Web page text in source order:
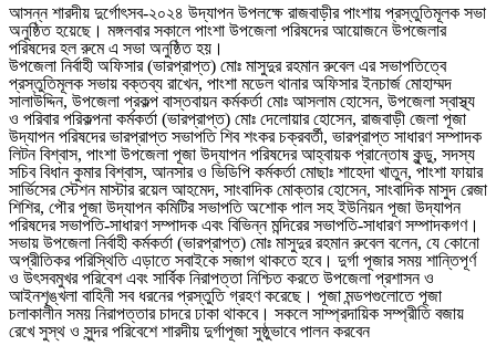
আসন্ন শারদীয় দুর্গোৎসব-২০২৪ উদ্যাপন উপলক্ষে রাজবাড়ীর পাংশায় প্রস্তুতিমূলক সভা
অনুষ্ঠিত হয়েছে। মঙ্গলবার সকালে পাংশা উপজেলা পরিষদের আয়োজনে উপজেলার
পরিষদের হল রুমে এ সভা অনুষ্ঠিত হয়।
উপজেলা নির্বাহী অফিসার (ভারপ্রাপ্ত) মোঃ মাসুদুর রহমান রুবেল এর সভাপতিত্বে
প্রস্তুতিমূলক সভায় বক্তব্য রাখেন, পাংশা মডেল থানার অফিসার ইনচার্জ মোহাম্মদ
সালাউদ্দিন, উপজেলা প্রকল্প বাস্তবায়ন কর্মকর্তা মোঃ আসলাম হোসেন, উপজেলা স্বাস্থ্য
ও পরিবার পরিকল্পনা কর্মকর্তা (ভারপ্রাপ্ত) মোঃ দেলোয়ার হোসেন, রাজবাড়ী জেলা পূজা
উদ্যাপন পরিষদের ভারপ্রাপ্ত সভাপতি শিব শংকর চক্রবর্তী, ভারপ্রাপ্ত সাধারণ সম্পাদক
লিটন বিশ্বাস, পাংশা উপজেলা পূজা উদ্যাপন পরিষদের আহ্বায়ক প্রান্তোষ কুন্ডু, সদস্য
সচিব বিধান কুমার বিশ্বাস, আনসার ও ভিডিপি কর্মকর্তা মোছাঃ শাহেদা খাতুন, পাংশা ফায়ার
সার্ভিসের স্টেশন মাস্টার রয়েল আহমেদ, সাংবাদিক মোক্তার হোসেন, সাংবাদিক মাসুদ রেজা
শিশির, পৌর পূজা উদ্যাপন কমিটির সভাপতি অশোক পাল সহ ইউনিয়ন পূজা উদ্যাপন
পরিষদের সভাপতি-সাধারণ সম্পাদক এবং বিভিন্ন মন্দিরের সভাপতি-সাধারণ সম্পাদকগণ।
সভায় উপজেলা নির্বাহী কর্মকর্তা (ভারপ্রাপ্ত) মোঃ মাসুদুর রহমান রুবেল বলেন, যে কোনো
অপ্রীতিকর পরিস্থিতি এড়াতে সবাইকে সজাগ থাকতে হবে। দুর্গা পূজার সময় শান্তিপূর্ণ
ও উৎসবমুখর পরিবেশ এবং সার্বিক নিরাপত্তা নিশ্চিত করতে উপজেলা প্রশাসন ও
আইনশৃঙ্খলা বাহিনী সব ধরনের প্রস্তুতি গ্রহণ করেছে। পূজা মন্ডপগুলোতে পূজা
চলাকালীন সময় নিরাপত্তার চাদরে ঢাকা থাকবে। সকলে সাম্প্রদায়িক সম্প্রীতি বজায়
রেখে সুস্থ ও সুন্দর পরিবেশে শারদীয় দুর্গাপূজা সুষ্ঠুভাবে পালন করবেন